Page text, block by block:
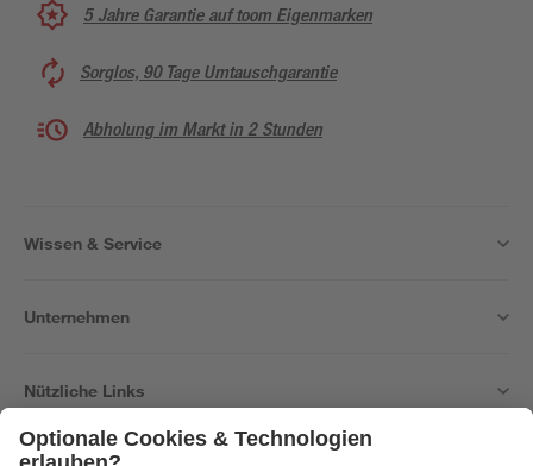
5 Jahre Garantie auf toom Eigenmarken
Sorglos, 90 Tage Umtauschgarantie
Abholung im Markt in 2 Stunden
Wissen & Service
Unternehmen
Nützliche Links